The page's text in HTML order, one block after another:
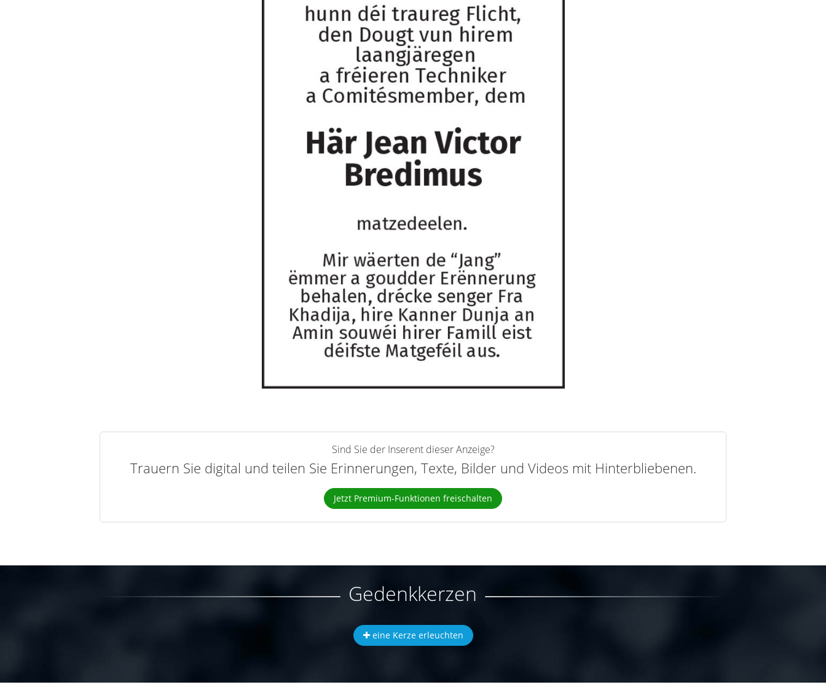
Sind Sie der Inserent dieser Anzeige?
Trauern Sie digital und teilen Sie Erinnerungen, Texte, Bilder und Videos mit Hinterbliebenen.
Jetzt Premium-Funktionen freischalten
Gedenkkerzen
eine Kerze erleuchten